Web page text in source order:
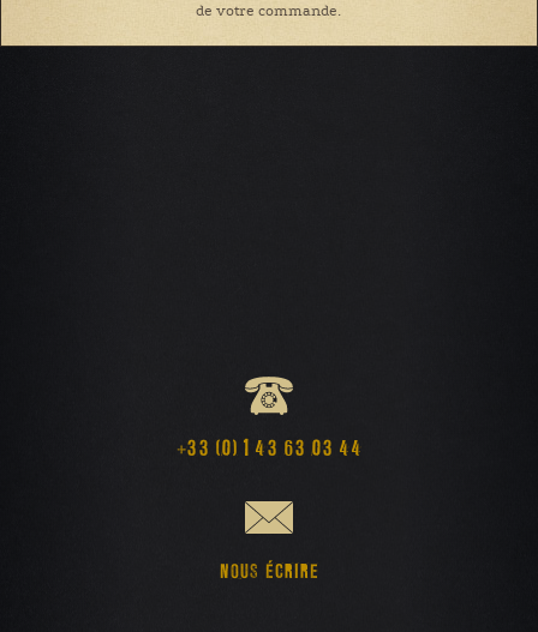
de votre commande.
+33 (0) 1 43 63 03 44
NOUS ÉCRIRE